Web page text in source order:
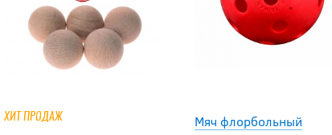
ХИТ ПРОДАЖ
Мяч флорбольный